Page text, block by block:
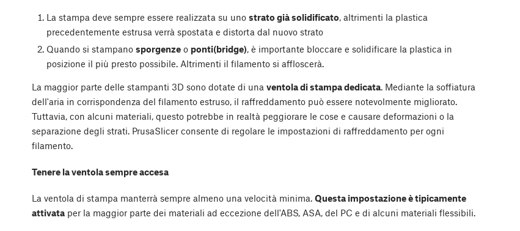
La stampa deve sempre essere realizzata su uno strato già solidificato, altrimenti la plastica
precedentemente estrusa verrà spostata e distorta dal nuovo strato
Quando si stampano sporgenzeo ponti(bridge), è importante bloccare e solidificare la plastica in
posizione il più presto possibile. Altrimenti il filamento si affloscerà.
La maggior parte delle stampanti 3D sono dotate di una ventola di stampa dedicata. Mediante la soffiatura
dell'aria in corrispondenza del filamento estruso, il raffreddamento può essere notevolmente migliorato.
Tuttavia, con alcuni materiali, questo potrebbe in realtà peggiorare le cose e causare deformazioni o la
separazione degli strati. PrusaSlicer consente di regolare le impostazioni di raffreddamento per ogni
filamento.
Tenere la ventola sempre accesa
La ventola di stampa manterrà sempre almeno una velocità minima. Questa impostazione è tipicamente
attivata per la maggior parte dei materiali ad eccezione dell'ABS, ASA, del PC e di alcuni materiali flessibili.